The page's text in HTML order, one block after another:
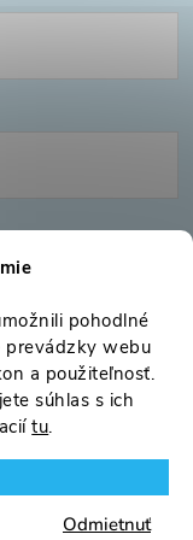
pohodlné
prevádzky webu
a použiteľnosť.
súhlas s ich
tu.
Odmietnuť
práva vyhradené.